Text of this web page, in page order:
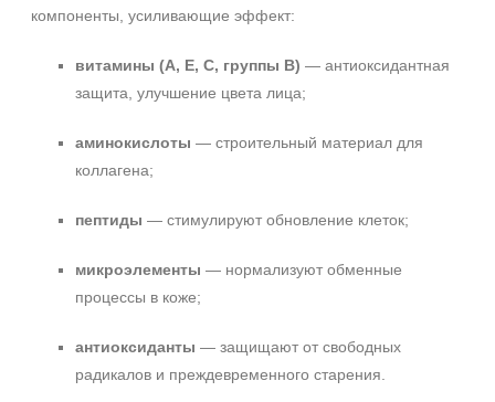
компоненты, усиливающие эффект:
витамины (А, Е, С, группы В) — антиоксидантная
защита, улучшение цвета лица;
аминокислоты — строительный материал для
коллагена;
пептиды — стимулируют обновление клеток;
микроэлементы — нормализуют обменные
процессы в коже;
антиоксиданты — защищают от свободных
радикалов и преждевременного старения.